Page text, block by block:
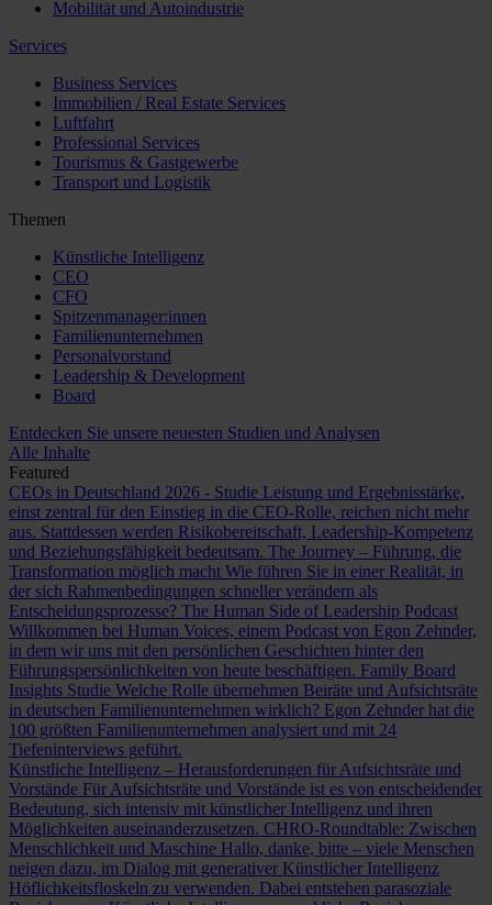
Mobilität und Autoindustrie
Services
Business Services
Immobilien / Real Estate Services
Luftfahrt
Professional Services
Tourismus & Gastgewerbe
Transport und Logistik
Themen
Künstliche Intelligenz
CEO
CFO
Spitzenmanager:innen
Familienunternehmen
Personalvorstand
Leadership & Development
Board
Entdecken Sie unsere neuesten Studien und Analysen
Alle Inhalte
Featured
CEOs in Deutschland 2026 - Studie Leistung und Ergebnisstärke,
einst zentral für den Einstieg in die CEO-Rolle, reichen nicht mehr
aus. Stattdessen werden Risikobereitschaft, Leadership-Kompetenz
und Beziehungsfähigkeit bedeutsam. The Journey – Führung, die
Transformation möglich macht Wie führen Sie in einer Realität, in
der sich Rahmenbedingungen schneller verändern als
Entscheidungsprozesse? The Human Side of Leadership Podcast
Willkommen bei Human Voices, einem Podcast von Egon Zehnder,
in dem wir uns mit den persönlichen Geschichten hinter den
Führungspersönlichkeiten von heute beschäftigen. Family Board
Insights Studie Welche Rolle übernehmen Beiräte und Aufsichtsräte
in deutschen Familienunternehmen wirklich? Egon Zehnder hat die
100 größten Familienunternehmen analysiert und mit 24
Tiefeninterviews geführt.
Künstliche Intelligenz – Herausforderungen für Aufsichtsräte und
Vorstände Für Aufsichtsräte und Vorstände ist es von entscheidender
Bedeutung, sich intensiv mit künstlicher Intelligenz und ihren
Möglichkeiten auseinanderzusetzen. CHRO-Roundtable: Zwischen
Menschlichkeit und Maschine Hallo, danke, bitte – viele Menschen
neigen dazu, im Dialog mit generativer Künstlicher Intelligenz
Höflichkeitsfloskeln zu verwenden. Dabei entstehen parasoziale